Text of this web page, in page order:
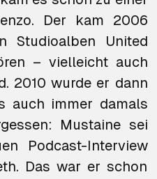
Der kam 2006
Studioalben
United
– vielleicht auch
2010 wurde er dann
auch immer damals
Mustaine sei
Podcast-Interview
Das war er schon